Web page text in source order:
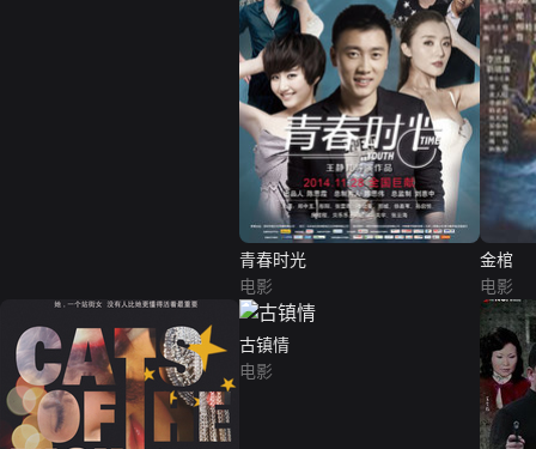
青春时光
电影
金棺
电影
古镇情
电影